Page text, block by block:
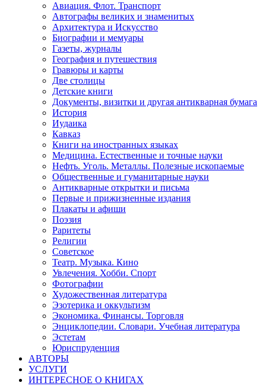
Авиация. Флот. Транспорт
Автографы великих и знаменитых
Архитектура и Искусство
Биографии и мемуары
Газеты, журналы
География и путешествия
Гравюры и карты
Две столицы
Детские книги
Документы, визитки и другая антикварная бумага
История
Иудаика
Кавказ
Книги на иностранных языках
Медицина. Естественные и точные науки
Нефть. Уголь. Металлы. Полезные ископаемые
Общественные и гуманитарные науки
Антикварные открытки и письма
Первые и прижизненные издания
Плакаты и афиши
Поэзия
Раритеты
Религии
Советское
Театр. Музыка. Кино
Увлечения. Хобби. Спорт
Фотографии
Художественная литература
Эзотерика и оккультизм
Экономика. Финансы. Торговля
Энциклопедии. Словари. Учебная литература
Эстетам
Юриспруденция
АВТОРЫ
УСЛУГИ
ИНТЕРЕСНОЕ О КНИГАХ